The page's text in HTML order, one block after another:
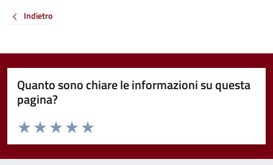
Indietro
Quanto sono chiare le informazioni su questa
pagina?
Valuta da 1 a 5 stelle la pagina
Valuta 5 stelle su 5
Valuta 4 stelle su 5
Valuta 3 stelle su 5
Valuta 2 stelle su 5
Valuta 1 stelle su 5